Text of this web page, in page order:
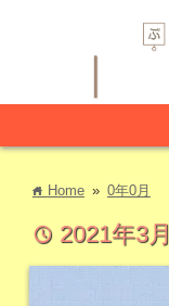
home Home » 0年0月
time 2021年3月